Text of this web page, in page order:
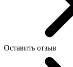
Оставить отзыв